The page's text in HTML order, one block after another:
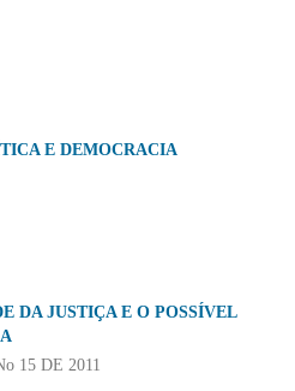
E DEMOCRACIA
DA JUSTIÇA E O POSSÍVEL
15 DE 2011